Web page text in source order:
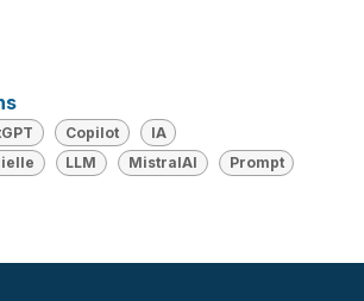
Copilot
IA
LLM MistralAI
Prompt